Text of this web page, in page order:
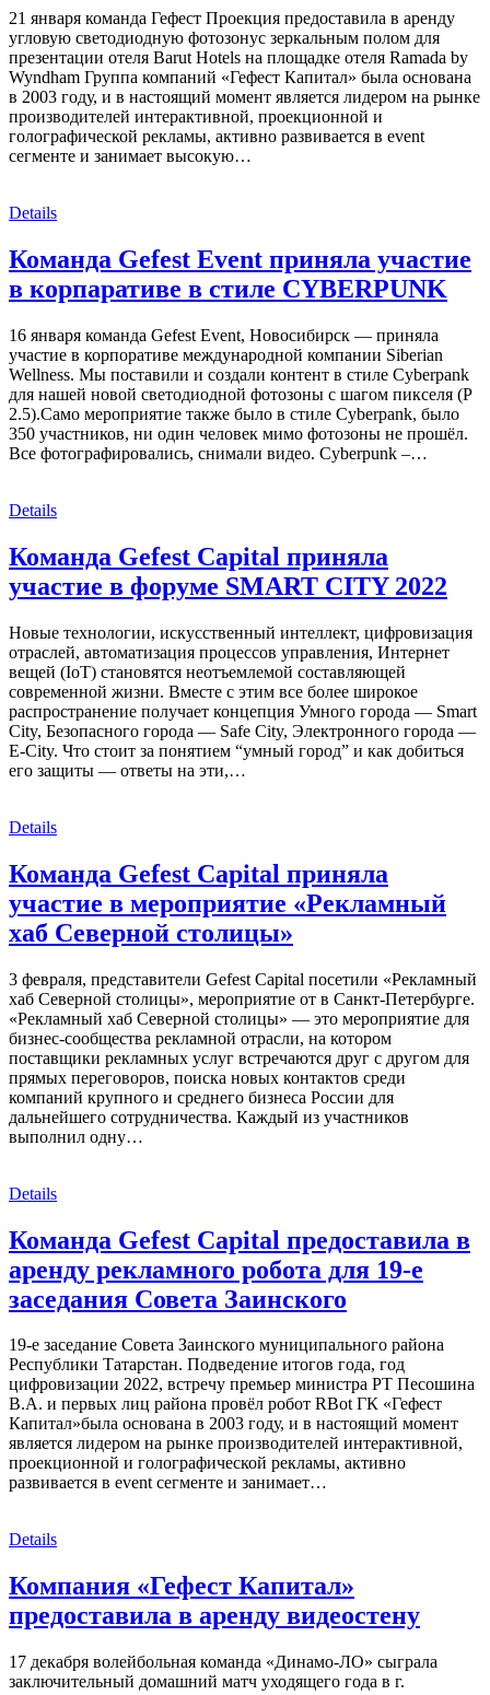
21 января команда Гефест Проекция предоставила в аренду
угловую светодиодную фотозонус зеркальным полом для
презентации отеля Barut Hotels на площадке отеля Ramada by
Wyndham Группа компаний «Гефест Капитал» была основана
в 2003 году, и в настоящий момент является лидером на рынке
производителей интерактивной, проекционной и
голографической рекламы, активно развивается в event
сегменте и занимает высокую…
Details
Команда Gefest Event приняла участие
в корпаративе в стиле CYBERPUNK
16 января команда Gefest Event, Новосибирск — приняла
участие в корпоративе международной компании Siberian
Wellness. Мы поставили и создали контент в стиле Cyberpank
для нашей новой светодиодной фотозоны с шагом пикселя (P
2.5).Само мероприятие также было в стиле Cyberpank, было
350 участников, ни один человек мимо фотозоны не прошёл.
Все фотографировались, снимали видео. Cyberpunk –…
Details
Команда Gefest Capital приняла
участие в форуме SMART CITY 2022
Новые технологии, искусственный интеллект, цифровизация
отраслей, автоматизация процессов управления, Интернет
вещей (IoT) становятся неотъемлемой составляющей
современной жизни. Вместе с этим все более широкое
распространение получает концепция Умного города — Smart
City, Безопасного города — Safe City, Электронного города —
E-City. Что стоит за понятием “умный город” и как добиться
его защиты — ответы на эти,…
Details
Команда Gefest Capital приняла
участие в мероприятие «Рекламный
хаб Северной столицы»
3 февраля, представители Gefest Capital посетили «Рекламный
хаб Северной столицы», мероприятие от в Санкт-Петербурге.
«Рекламный хаб Северной столицы» — это мероприятие для
бизнес-сообщества рекламной отрасли, на котором
поставщики рекламных услуг встречаются друг с другом для
прямых переговоров, поиска новых контактов среди
компаний крупного и среднего бизнеса России для
дальнейшего сотрудничества. Каждый из участников
выполнил одну…
Details
Команда Gefest Capital предоставила в
аренду рекламного робота для 19-е
заседания Совета Заинского
19-е заседание Совета Заинского муниципального района
Республики Татарстан. Подведение итогов года, год
цифровизации 2022, встречу премьер министра РТ Песошина
В.А. и первых лиц района провёл робот RBot ГК «Гефест
Капитал»была основана в 2003 году, и в настоящий момент
является лидером на рынке производителей интерактивной,
проекционной и голографической рекламы, активно
развивается в event сегменте и занимает…
Details
Компания «Гефест Капитал»
предоставила в аренду видеостену
17 декабря волейбольная команда «Динамо-ЛО» сыграла
заключительный домашний матч уходящего года в г.